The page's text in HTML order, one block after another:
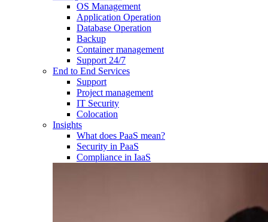
OS Management
Application Operation​
Database Operation​
Backup
Container management
Support 24/7
End to End Services
Support
Project management
IT Security
Colocation
Insights
What does PaaS mean?
Security in PaaS
Compliance in IaaS